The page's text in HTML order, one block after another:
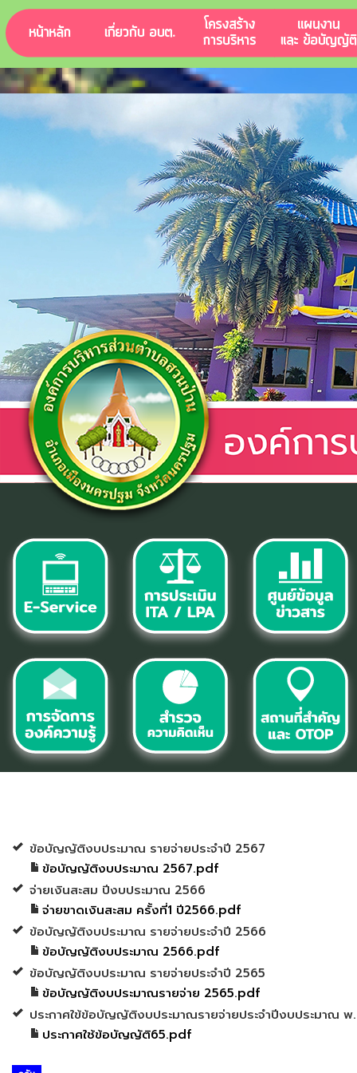
ข้อบัญญัติงบประมาณ รายจ่ายประจำปี 2567
ข้อบัญญัติงบประมาณ 2567.pdf
จ่ายเงินสะสม ปีงบประมาณ 2566
จ่ายขาดเงินสะสม ครั้งที่1 ปี2566.pdf
ข้อบัญญัติงบประมาณ รายจ่ายประจำปี 2566
ข้อบัญญัติงบประมาณ 2566.pdf
ข้อบัญญัติงบประมาณ รายจ่ายประจำปี 2565
ข้อบัญญัติงบประมาณรายจ่าย 2565.pdf
ประกาศใข้ข้อบัญญัติงบประมาณรายจ่ายประจำปีงบประมาณ
ประกาศใช้ข้อบัญญัติ65.pdf